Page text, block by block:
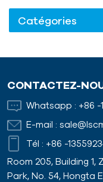
Catégories
CONTACTEZ-
Whatsapp : +86 -
E-mail :
Tél : +86 -
Room 205, Building
Park, No. 54, Hongta